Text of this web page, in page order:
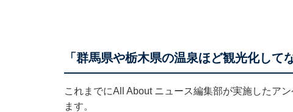
「群馬県や栃木県の温泉ほど観光化し
これまでにAll About ニュース編集部が実施したア
ます。